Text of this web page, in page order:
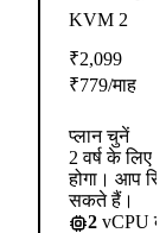
KVM 2
₹2,099
₹779/माह
प्लान चुनें
2 वर्ष के लिए
होगा। आप
सकते हैं।
2 vCPU